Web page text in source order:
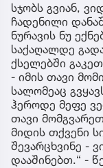
სჯობს გვიან,
ჩადენილი
ნურავის ნუ
საქაღალდე
ქსელებში
- იმის თავი
სალომეაც
ჰეროდე მეფე
თავი
მიდის თქვენი
შევარცხვინე -
დააშინებთ.“ -